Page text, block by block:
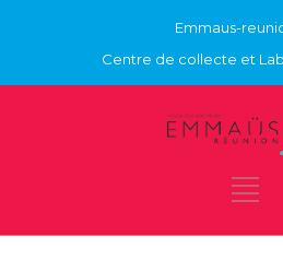
Emmaus-
Centre de collecte et